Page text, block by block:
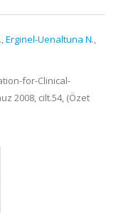
,Erginel-Uenaltuna N.,
for-Clinical-
2008, cilt.54, (Özet